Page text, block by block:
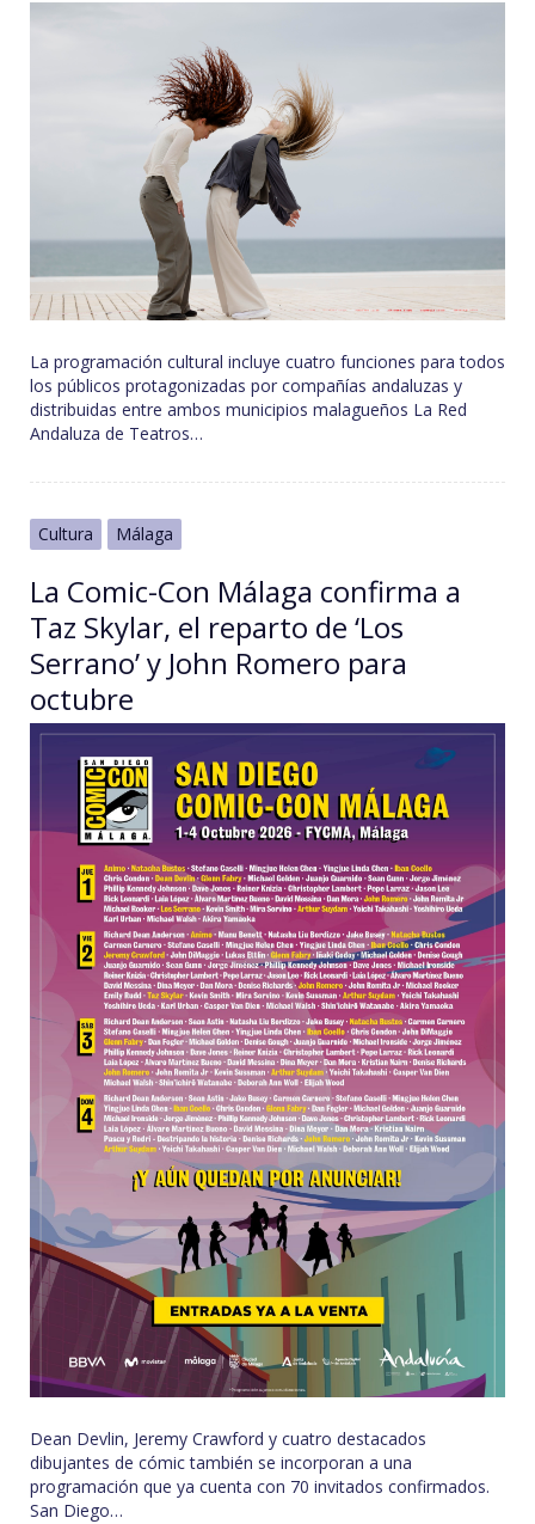
La programación cultural incluye cuatro funciones para todos
los públicos protagonizadas por compañías andaluzas y
distribuidas entre ambos municipios malagueños La Red
Andaluza de Teatros…
Cultura Málaga
La Comic-Con Málaga confirma a
Taz Skylar, el reparto de ‘Los
Serrano’ y John Romero para
octubre
Dean Devlin, Jeremy Crawford y cuatro destacados
dibujantes de cómic también se incorporan a una
programación que ya cuenta con 70 invitados confirmados.
San Diego…